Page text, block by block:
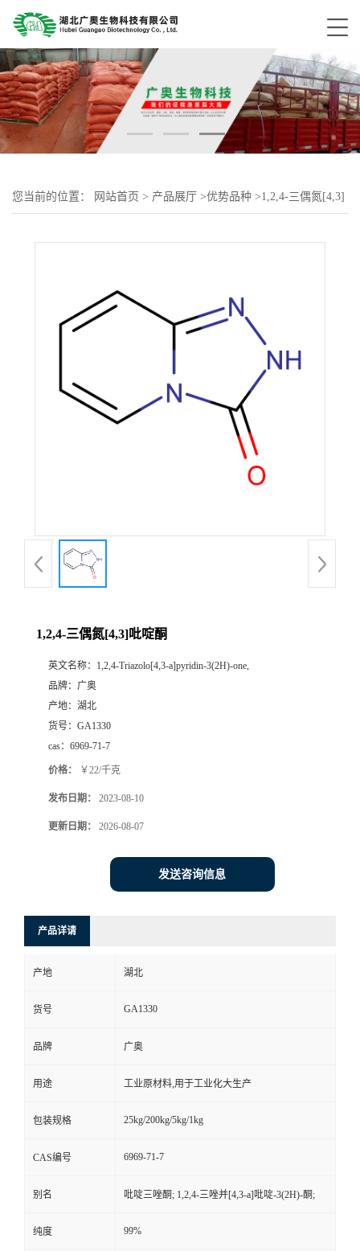
您当前的位置： 网站首页 > 产品展厅 >优势品种 >1,2,4-三偶氮[4,3]
1,2,4-三偶氮[4,3]吡啶酮
英文名称： 1,2,4-Triazolo[4,3-a]pyridin-3(2H)-one,
品牌： 广奥
产地： 湖北
货号： GA1330
cas： 6969-71-7
价格： ￥22/千克
发布日期： 2023-08-10
更新日期： 2026-08-07
发送咨询信息
产品详请
产地 湖北
货号 GA1330
品牌 广奥
用途 工业原材料,用于工业化大生产
包装规格 25kg/200kg/5kg/1kg
CAS编号 6969-71-7
别名 吡啶三唑酮; 1,2,4-三唑并[4,3-a]吡啶-3(2H)-酮;
纯度 99%